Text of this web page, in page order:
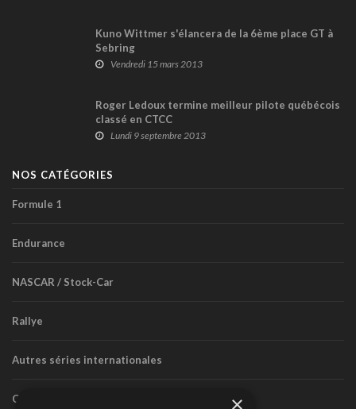
Kuno Wittmer s'élancera de la 6ème place GT à
Sebring
Vendredi 15 mars 2013
Roger Ledoux termine meilleur pilote québécois
classé en CTCC
Lundi 9 septembre 2013
NOS CATÉGORIES
Formule 1
Endurance
NASCAR / Stock-Car
Rallye
Autres séries internationales
Circuit routier canadien